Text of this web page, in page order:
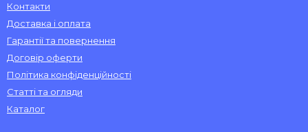
Контакти
Доставка і оплата
Гарантії та повернення
Договір оферти
Політика конфіденційності
Статті та огляди
Каталог